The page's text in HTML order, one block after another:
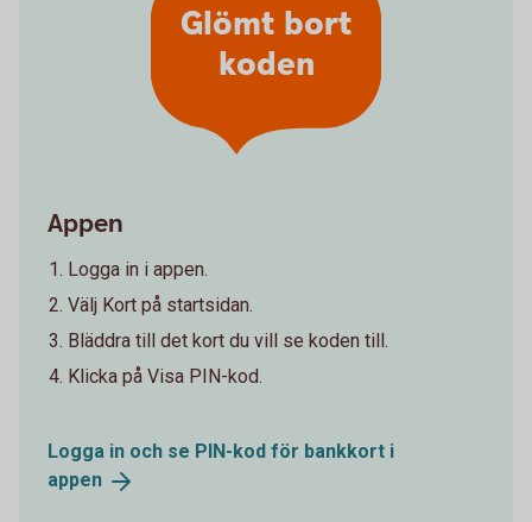
Glömt bort
koden
Appen
Logga in i appen.
Välj Kort på startsidan.
Bläddra till det kort du vill se koden till.
Klicka på Visa PIN-kod.
Logga in och se PIN-kod för bankkort i
appen